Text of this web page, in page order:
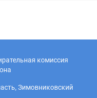
комиссия
Зимовниковский